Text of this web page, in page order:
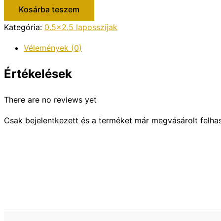
Kosárba teszem
Kategória: 0.5x2.5 laposszíjak
Vélemények (0)
Értékelések
There are no reviews yet
Csak bejelentkezett és a terméket már megvásárolt